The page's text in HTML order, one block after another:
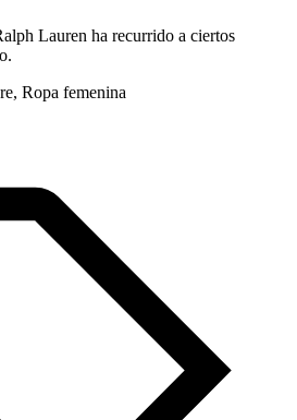
Lauren ha recurrido a ciertos
Ropa femenina